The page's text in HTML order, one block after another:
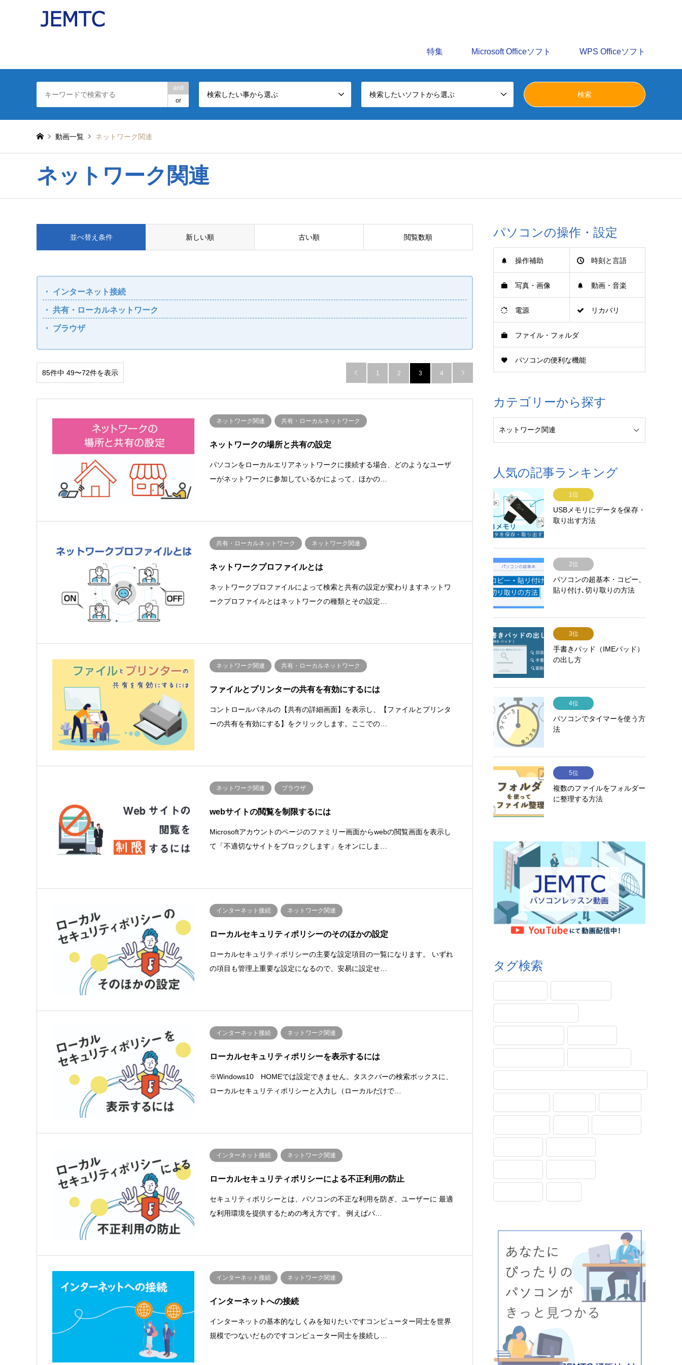
特集 Microsoft Officeソフト WPS Officeソフト
and
or
検索したい事から選ぶ 検索したいソフトから選ぶ
動画一覧 ネットワーク関連
ネットワーク関連
並べ替え条件 新しい順 古い順 閲覧数順
インターネット接続
共有・ローカルネットワーク
ブラウザ
85件中 49〜72件を表示  1 2 3 4 
ネットワーク関連 共有・ローカルネットワーク
ネットワークの場所と共有の設定
パソコンをローカルエリアネットワークに接続する場合、どのようなユーザ
ーがネットワークに参加しているかによって、ほかの…
共有・ローカルネットワーク ネットワーク関連
ネットワークプロファイルとは
ネットワークプロファイルによって検索と共有の設定が変わりますネットワ
ークプロファイルとはネットワークの種類とその設定…
ネットワーク関連 共有・ローカルネットワーク
ファイルとプリンターの共有を有効にするには
コントロールパネルの【共有の詳細画面】を表示し、【ファイルとプリンタ
ーの共有を有効にする】をクリックします。ここでの…
ネットワーク関連 ブラウザ
webサイトの閲覧を制限するには
Microsoftアカウントのページのファミリー画面からwebの閲覧画面を表示し
て「不適切なサイトをブロックします」をオンにしま…
インターネット接続 ネットワーク関連
ローカルセキュリティポリシーのそのほかの設定
ローカルセキュリティポリシーの主要な設定項目の一覧になります。 いずれ
の項目も管理上重要な設定になるので、安易に設定せ…
インターネット接続 ネットワーク関連
ローカルセキュリティポリシーを表示するには
※Windows10 HOMEでは設定できません。タスクバーの検索ボックスに、
ローカルセキュリティポリシーと入力し（ローカルだけで…
インターネット接続 ネットワーク関連
ローカルセキュリティポリシーによる不正利用の防止
セキュリティポリシーとは、パソコンの不正な利用を防ぎ、ユーザーに 最適
な利用環境を提供するための考え方です。 例えばパ…
インターネット接続 ネットワーク関連
インターネットへの接続
インターネットの基本的なしくみを知りたいですコンピューター同士を世界
規模でつないだものですコンピューター同士を接続し…
パソコンの操作・設定
操作補助 時刻と言語
写真・画像 動画・音楽
電源 リカバリ
ファイル・フォルダ
パソコンの便利な機能
カテゴリーから探す
人気の記事ランキング
1位
USBメモリにデータを保存・
取り出す方法
2位
パソコンの超基本・コピー、
貼り付け､切り取りの方法
3位
手書きパッド（IMEパッド）
の出し方
4位
パソコンでタイマーを使う方
法
5位
複数のファイルをフォルダー
に整理する方法
タグ検索